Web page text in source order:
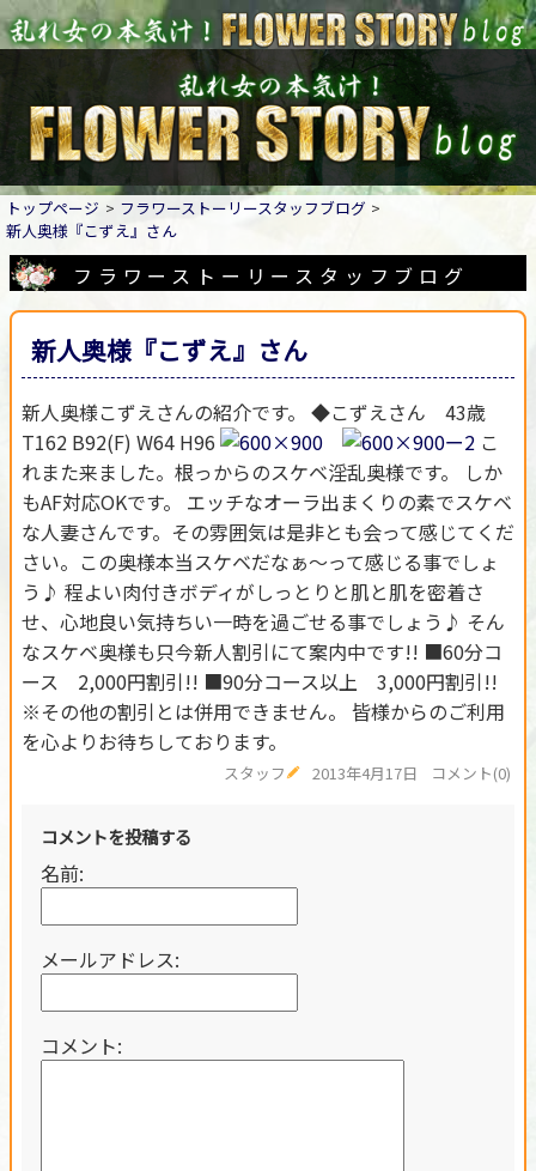
トップページ
フラワーストーリースタッフブログ
新人奥様『こずえ』さん
フラワーストーリースタッフブログ
新人奥様『こずえ』さん
新人奥様こずえさんの紹介です。 ◆こずえさん 43歳
T162 B92(F) W64 H96
こ
れまた来ました。根っからのスケベ淫乱奥様です。 しか
もAF対応OKです。 エッチなオーラ出まくりの素でスケベ
な人妻さんです。その雰囲気は是非とも会って感じてくだ
さい。この奥様本当スケベだなぁ～って感じる事でしょ
う♪ 程よい肉付きボディがしっとりと肌と肌を密着さ
せ、心地良い気持ちい一時を過ごせる事でしょう♪ そん
なスケベ奥様も只今新人割引にて案内中です!! ■60分コ
ース 2,000円割引!! ■90分コース以上 3,000円割引!!
※その他の割引とは併用できません。 皆様からのご利用
を心よりお待ちしております。
スタッフ 2013年4月17日 コメント(0)
コメントを投稿する
名前:
メールアドレス:
コメント: